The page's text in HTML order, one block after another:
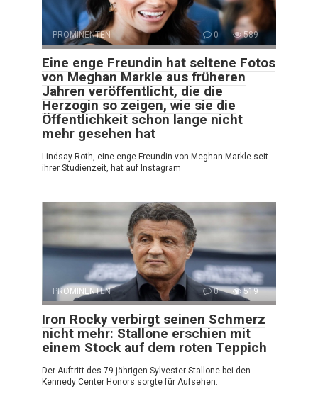
PROMINENTEN 0 589
Eine enge Freundin hat seltene Fotos
von Meghan Markle aus früheren
Jahren veröffentlicht, die die
Herzogin so zeigen, wie sie die
Öffentlichkeit schon lange nicht
mehr gesehen hat
Lindsay Roth, eine enge Freundin von Meghan Markle seit
ihrer Studienzeit, hat auf Instagram
PROMINENTEN 0 519
Iron Rocky verbirgt seinen Schmerz
nicht mehr: Stallone erschien mit
einem Stock auf dem roten Teppich
Der Auftritt des 79-jährigen Sylvester Stallone bei den
Kennedy Center Honors sorgte für Aufsehen.